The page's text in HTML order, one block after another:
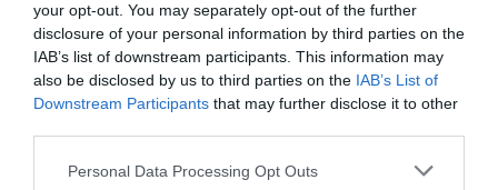
your opt-out. You may separately opt-out of the further
disclosure of your personal information by third parties on the
IAB’s list of downstream participants. This information may
also be disclosed by us to third parties on the IAB’s List of
Downstream Participants that may further disclose it to other
Please note that this website/app uses one or more Google
Personal Data Processing Opt Outs